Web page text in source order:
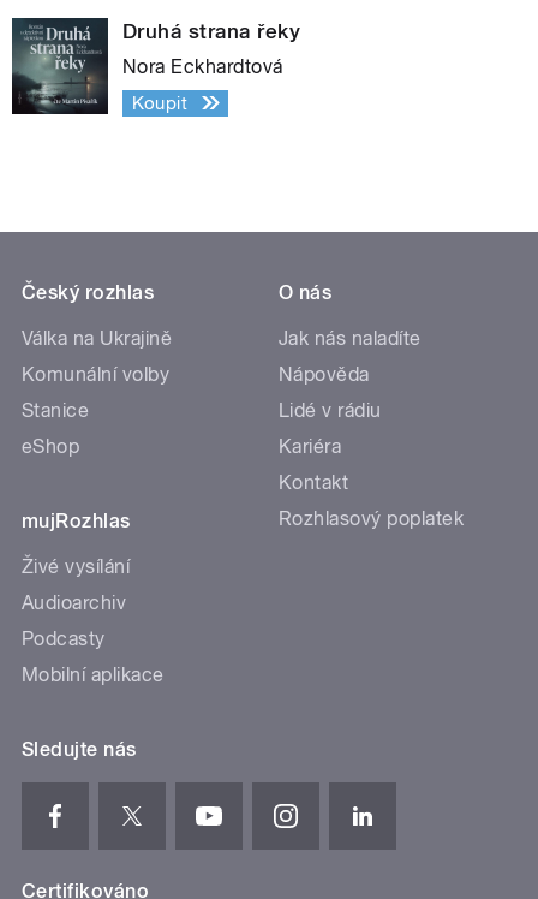
Druhá strana řeky
Nora Eckhardtová
Koupit
Český rozhlas
Válka na Ukrajině
Komunální volby
Stanice
eShop
mujRozhlas
Živé vysílání
Audioarchiv
Podcasty
Mobilní aplikace
O nás
Jak nás naladíte
Nápověda
Lidé v rádiu
Kariéra
Kontakt
Rozhlasový poplatek
Sledujte nás
Certifikováno